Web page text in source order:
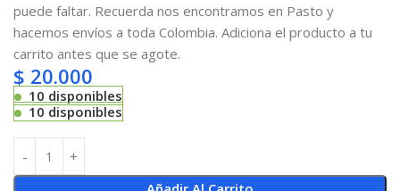
puede faltar. Recuerda nos encontramos en Pasto y
hacemos envíos a toda Colombia. Adiciona el producto a tu
carrito antes que se agote.
$ 20.000
10 disponibles
10 disponibles